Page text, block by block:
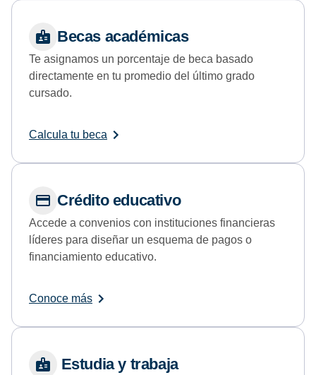
Becas académicas
Te asignamos un porcentaje de beca basado
directamente en tu promedio del último grado
cursado.
Calcula tu beca
Crédito educativo
Accede a convenios con instituciones financieras
líderes para diseñar un esquema de pagos o
financiamiento educativo.
Conoce más
Estudia y trabaja